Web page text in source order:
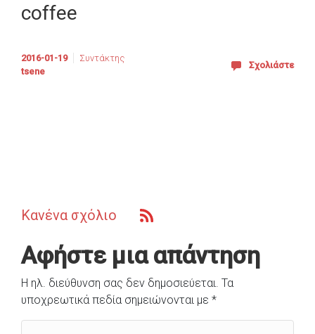
coffee
2016-01-19
Συντάκτης
tsene
Σχολιάστε
Κανένα σχόλιο
Αφήστε μια απάντηση
Η ηλ. διεύθυνση σας δεν δημοσιεύεται. Τα
υποχρεωτικά πεδία σημειώνονται με *